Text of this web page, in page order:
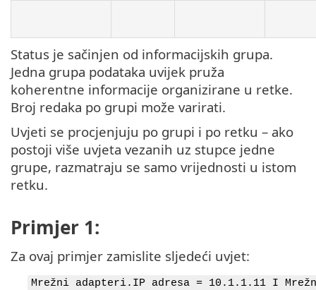
Status je sačinjen od informacijskih grupa.
Jedna grupa podataka uvijek pruža
koherentne informacije organizirane u retke.
Broj redaka po grupi može varirati.
Uvjeti se procjenjuju po grupi i po retku – ako
postoji više uvjeta vezanih uz stupce jedne
grupe, razmatraju se samo vrijednosti u istom
retku.
Primjer 1:
Za ovaj primjer zamislite sljedeći uvjet:
Mrežni adapteri.IP adresa = 10.1.1.11 I